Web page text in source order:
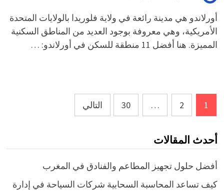
أورلاندو هي مدينة رائعة في ولاية فلوريدا بالولايات المتحدة
الأمريكية، وهي معروفة بوجود العديد من المناطق السكنية
المميزة. هنا أفضل 11 منطقة للسكن في أورلاندو: …
Posts
pagination
1
2
…
30 التالي
أحدث المقالات
أفضل حلول تجهيز المطاعم والفنادق في المغرب
كيف تساعد المحاسبة السحابية شركات السياحة في إدارة